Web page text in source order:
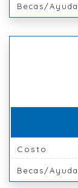
Becas/
Costo
Becas/